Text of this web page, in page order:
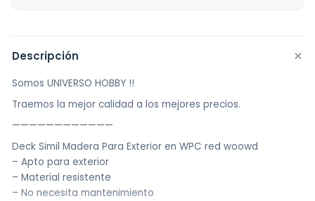
Descripción +
Somos UNIVERSO HOBBY !!
Traemos la mejor calidad a los mejores precios.
————————————
Deck Simil Madera Para Exterior en WPC red woowd
– Apto para exterior
– Material resistente
– No necesita mantenimiento